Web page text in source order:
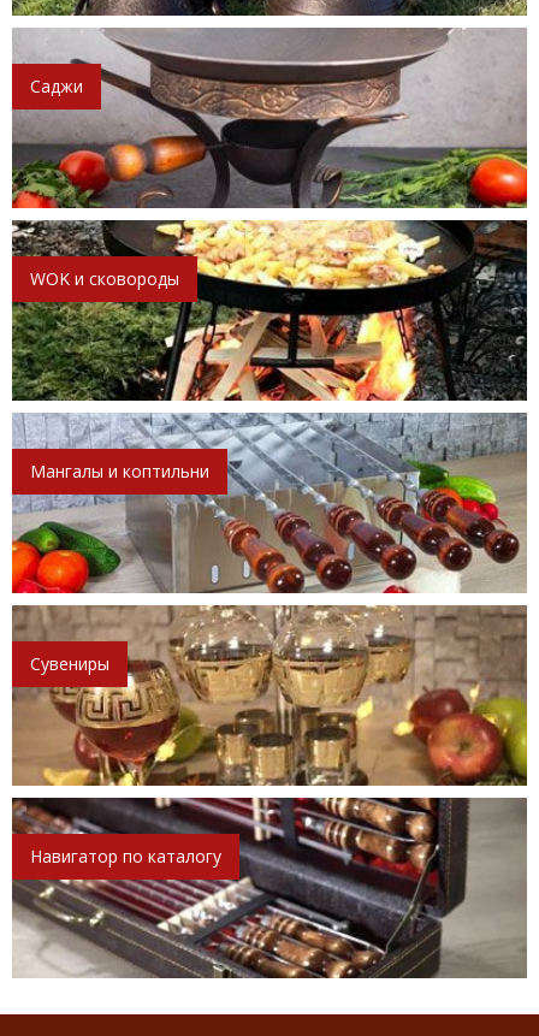
Саджи
WOK и сковороды
Мангалы и коптильни
Сувениры
Навигатор по каталогу